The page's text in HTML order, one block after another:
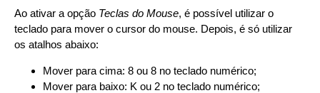
Ao ativar a opção Teclas do Mouse, é possível utilizar o
teclado para mover o cursor do mouse. Depois, é só utilizar
os atalhos abaixo:
Mover para cima: 8 ou 8 no teclado numérico;
Mover para baixo: K ou 2 no teclado numérico;